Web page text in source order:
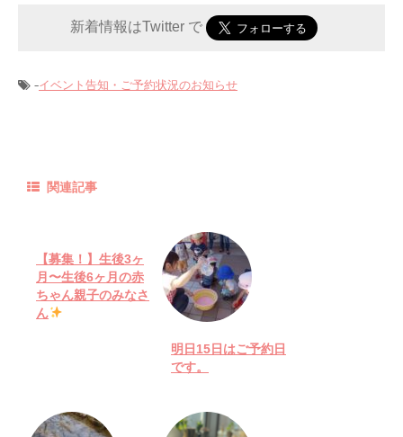
新着情報はTwitter で
-イベント告知・ご予約状況のお知らせ
関連記事
【募集！】生後3ヶ
月〜生後6ヶ月の赤
ちゃん親子のみなさ
ん
明日15日はご予約日
です。